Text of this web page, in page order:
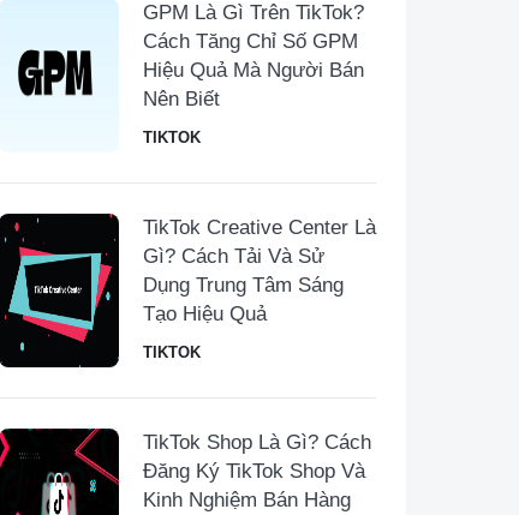
GPM Là Gì Trên TikTok?
Cách Tăng Chỉ Số GPM
Hiệu Quả Mà Người Bán
Nên Biết
TIKTOK
TikTok Creative Center Là
Gì? Cách Tải Và Sử
Dụng Trung Tâm Sáng
Tạo Hiệu Quả
TIKTOK
TikTok Shop Là Gì? Cách
Đăng Ký TikTok Shop Và
Kinh Nghiệm Bán Hàng